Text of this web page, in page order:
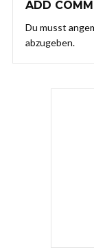
ADD
Du musst
abzugeben.